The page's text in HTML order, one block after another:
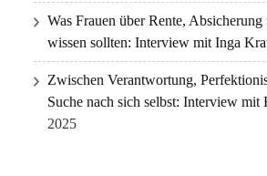
Was Frauen über Rente,
wissen sollten: Interview mit Inga
Zwischen Verantwortung,
Suche nach sich selbst: Interview mit
2025